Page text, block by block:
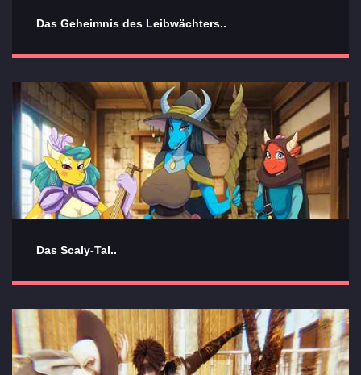
Das Geheimnis des Leibwächters..
Das Scaly-Tal..